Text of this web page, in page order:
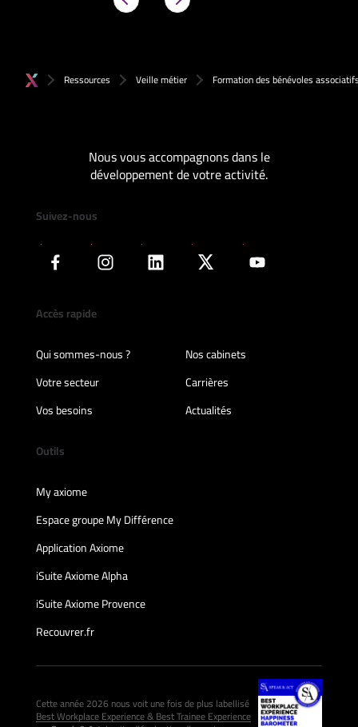
Ressources Veille métier Formation des bénévoles
Nous vous accompagnons dans le
développement de votre activité.
Suivez-nous
Accès rapide
Qui sommes-nous ?
Nos cabinets
Votre secteur
Carrières
Vos besoins
Actualités
Outils
My axiome
Espace groupe My Différence
Application Axiome
iSuite Axiome Alpha
iSuite Axiome Provence
Recouvrer.fr
Cette année 2026 nous voit une fois de plus labellisé
Best Workplace Experience & Best Trainee Experience